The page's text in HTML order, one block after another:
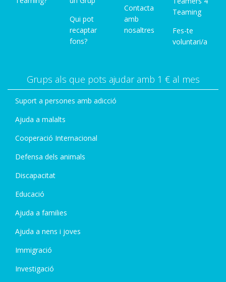
Qui pot
recaptar
fons?
Contacta
amb
nosaltres
Teaming
Fes-te
voluntari/a
Grups als que pots ajudar amb 1 € al mes
Suport a persones amb adicció
Ajuda a malalts
Cooperació Internacional
Defensa dels animals
Discapacitat
Educació
Ajuda a families
Ajuda a nens i joves
Immigració
Investigació